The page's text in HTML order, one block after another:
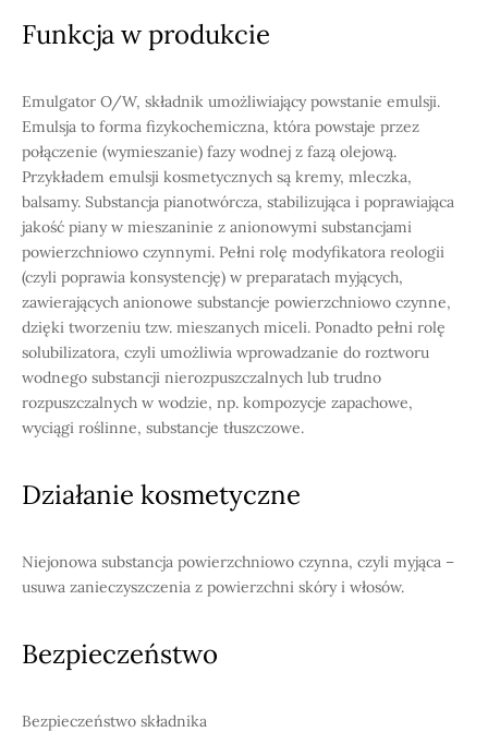
Funkcja w produkcie
Emulgator O/W, składnik umożliwiający powstanie emulsji.
Emulsja to forma fizykochemiczna, która powstaje przez
połączenie (wymieszanie) fazy wodnej z fazą olejową.
Przykładem emulsji kosmetycznych są kremy, mleczka,
balsamy. Substancja pianotwórcza, stabilizująca i poprawiająca
jakość piany w mieszaninie z anionowymi substancjami
powierzchniowo czynnymi. Pełni rolę modyfikatora reologii
(czyli poprawia konsystencję) w preparatach myjących,
zawierających anionowe substancje powierzchniowo czynne,
dzięki tworzeniu tzw. mieszanych miceli. Ponadto pełni rolę
solubilizatora, czyli umożliwia wprowadzanie do roztworu
wodnego substancji nierozpuszczalnych lub trudno
rozpuszczalnych w wodzie, np. kompozycje zapachowe,
wyciągi roślinne, substancje tłuszczowe.
Działanie kosmetyczne
Niejonowa substancja powierzchniowo czynna, czyli myjąca –
usuwa zanieczyszczenia z powierzchni skóry i włosów.
Bezpieczeństwo
Bezpieczeństwo składnika